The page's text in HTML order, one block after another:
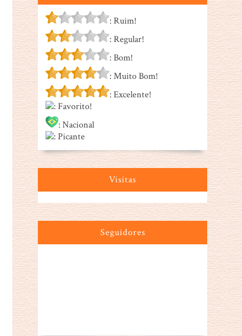
: Ruim!
: Regular!
: Bom!
: Muito Bom!
: Excelente!
: Favorito!
: Nacional
: Picante
Visitas
Seguidores